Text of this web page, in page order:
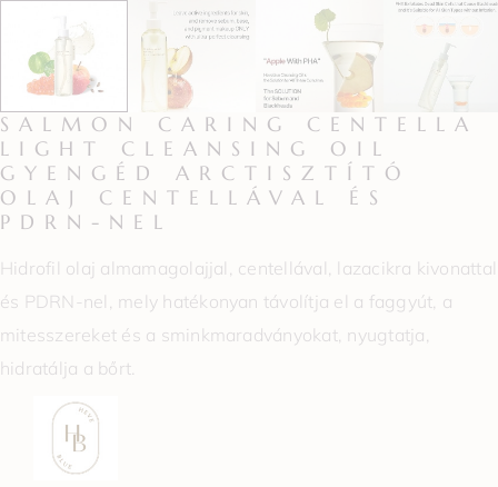
SALMON CARING CENTELLA
LIGHT CLEANSING OIL
GYENGÉD ARCTISZTÍTÓ
OLAJ CENTELLÁVAL ÉS
PDRN-NEL
Hidrofil olaj almamagolajjal, centellával, lazacikra kivonattal
és PDRN-nel, mely hatékonyan távolítja el a faggyút, a
mitesszereket és a sminkmaradványokat, nyugtatja,
hidratálja a bőrt.